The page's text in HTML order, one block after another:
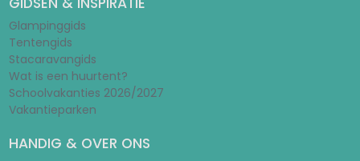
Glampinggids
Tentengids
Stacaravangids
Wat is een huurtent?
Schoolvakanties 2026/2027
Vakantieparken
HANDIG & OVER ONS